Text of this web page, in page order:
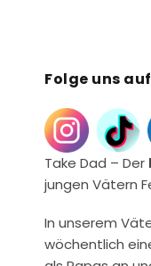
Folge uns auf
Take Dad – Der
jungen Vätern
In unserem
wöchentlich